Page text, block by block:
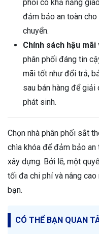
phối có khả năng
đảm bảo an toàn
chuyển.
Chính sách hậu
phân phối đáng tin
mãi tốt như đổi trả,
sau bán hàng để
phát sinh.
Chọn nhà phân phối sắt
chìa khóa để đảm bảo
xây dựng. Bởi lẽ, một
tối đa chi phí và nâng
bạn.
CÓ THỂ BẠN QUAN